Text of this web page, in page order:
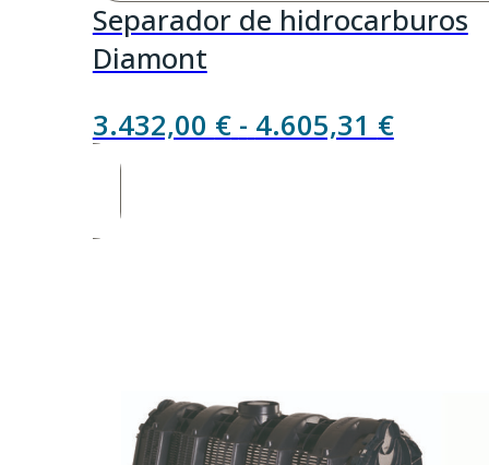
Separador de hidrocarburos
Diamont
3.432,00 € - 4.605,31 €Rango